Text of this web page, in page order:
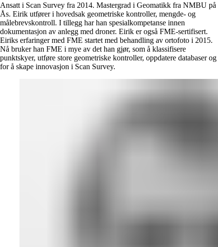
Ansatt i Scan Survey fra 2014. Mastergrad i Geomatikk fra NMBU på
Ås. Eirik utfører i hovedsak geometriske kontroller, mengde- og
målebrevskontroll. I tillegg har han spesialkompetanse innen
dokumentasjon av anlegg med droner. Eirik er også FME-sertifisert.
Eiriks erfaringer med FME startet med behandling av ortofoto i 2015.
Nå bruker han FME i mye av det han gjør, som å klassifisere
punktskyer, utføre store geometriske kontroller, oppdatere databaser og
for å skape innovasjon i Scan Survey.